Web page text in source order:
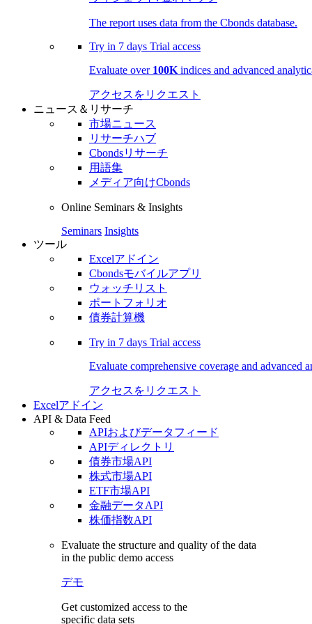
The report uses data from the Cbonds database.
Try in 7 days Trial access
Evaluate over 100K indices and advanced
アクセスをリクエスト
ニュース＆リサーチ
市場ニュース
リサーチハブ
Cbondsリサーチ
用語集
メディア向けCbonds
Online Seminars & Insights
Seminars Insights
ツール
Excelアドイン
Cbondsモバイルアプリ
ウォッチリスト
ポートフォリオ
債券計算機
Try in 7 days Trial access
Evaluate comprehensive coverage and advanced
アクセスをリクエスト
Excelアドイン
API & Data Feed
APIおよびデータフィード
APIディレクトリ
債券市場API
株式市場API
ETF市場API
金融データAPI
株価指数API
Evaluate the structure and quality of the data
in the public demo access
デモ
Get customized access to the
specific data sets